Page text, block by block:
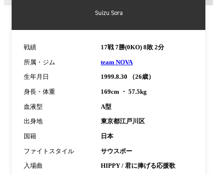
Suizu Sora
戦績 17戦 7勝(0KO) 8敗 2分
所属・ジム team NOVA
生年月日 1999.8.30 （26歳）
身長・体重 169cm ・ 57.5kg
血液型 A型
出身地 東京都江戸川区
国籍 日本
ファイトスタイル サウスポー
入場曲 HIPPY / 君に捧げる応援歌